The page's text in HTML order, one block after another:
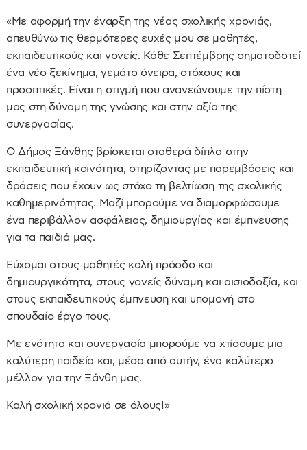
«Με αφορμή την έναρξη της νέας σχολικής χρονιάς,
απευθύνω τις θερμότερες ευχές μου σε μαθητές,
εκπαιδευτικούς και γονείς. Κάθε Σεπτέμβρης σηματοδοτεί
ένα νέο ξεκίνημα, γεμάτο όνειρα, στόχους και
προοπτικές. Είναι η στιγμή που ανανεώνουμε την πίστη
μας στη δύναμη της γνώσης και στην αξία της
συνεργασίας.
Ο Δήμος Ξάνθης βρίσκεται σταθερά δίπλα στην
εκπαιδευτική κοινότητα, στηρίζοντας με παρεμβάσεις και
δράσεις που έχουν ως στόχο τη βελτίωση της σχολικής
καθημερινότητας. Μαζί μπορούμε να διαμορφώσουμε
ένα περιβάλλον ασφάλειας, δημιουργίας και έμπνευσης
για τα παιδιά μας.
Εύχομαι στους μαθητές καλή πρόοδο και
δημιουργικότητα, στους γονείς δύναμη και αισιοδοξία, και
στους εκπαιδευτικούς έμπνευση και υπομονή στο
σπουδαίο έργο τους.
Με ενότητα και συνεργασία μπορούμε να χτίσουμε μια
καλύτερη παιδεία και, μέσα από αυτήν, ένα καλύτερο
μέλλον για την Ξάνθη μας.
Καλή σχολική χρονιά σε όλους!»